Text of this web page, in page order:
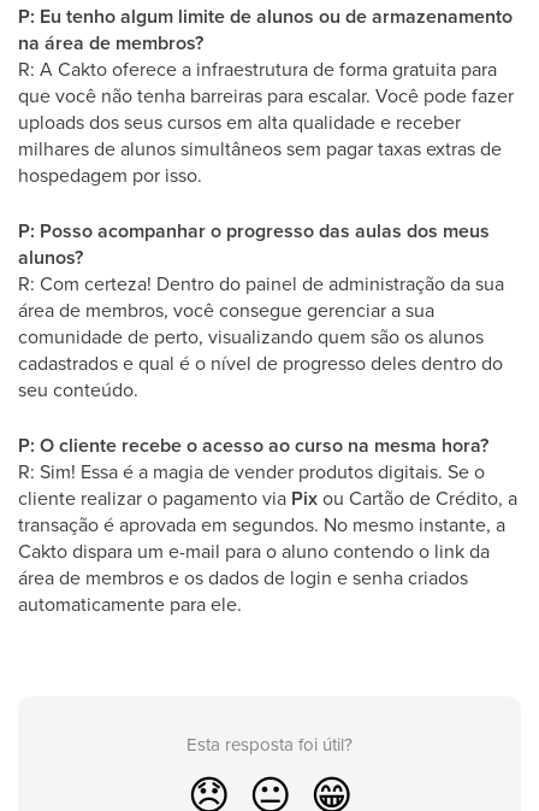
P: Eu tenho algum limite de alunos ou de armazenamento
na área de membros?
R: A Cakto oferece a infraestrutura de forma gratuita para
que você não tenha barreiras para escalar. Você pode fazer
uploads dos seus cursos em alta qualidade e receber
milhares de alunos simultâneos sem pagar taxas extras de
hospedagem por isso.
P: Posso acompanhar o progresso das aulas dos meus
alunos?
R: Com certeza! Dentro do painel de administração da sua
área de membros, você consegue gerenciar a sua
comunidade de perto, visualizando quem são os alunos
cadastrados e qual é o nível de progresso deles dentro do
seu conteúdo.
P: O cliente recebe o acesso ao curso na mesma hora?
R: Sim! Essa é a magia de vender produtos digitais. Se o
cliente realizar o pagamento via Pixou Cartão de Crédito, a
transação é aprovada em segundos. No mesmo instante, a
Cakto dispara um e-mail para o aluno contendo o link da
área de membros e os dados de login e senha criados
automaticamente para ele.
Esta resposta foi útil?
😞 😐 😁